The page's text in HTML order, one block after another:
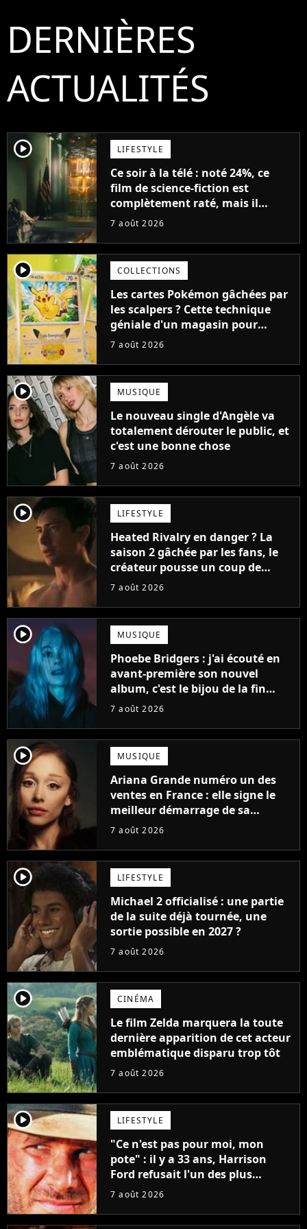
DERNIÈRES
ACTUALITÉS
player2 LIFESTYLE
Ce soir à la télé : noté 24%, ce
film de science-fiction est
complètement raté, mais il
aurait pu être encore pire à
7 août 2026
player2 COLLECTIONS
Les cartes Pokémon gâchées par
les scalpers ? Cette technique
géniale d'un magasin pour
ruiner les revendeurs
7 août 2026
player2 MUSIQUE
Le nouveau single d'Angèle va
totalement dérouter le public, et
c'est une bonne chose
7 août 2026
player2 LIFESTYLE
Heated Rivalry en danger ? La
saison 2 gâchée par les fans, le
créateur pousse un coup de
gueule
7 août 2026
player2 MUSIQUE
Phoebe Bridgers : j'ai écouté en
avant-première son nouvel
album, c'est le bijou de la fin
d'été
7 août 2026
player2 MUSIQUE
Ariana Grande numéro un des
ventes en France : elle signe le
meilleur démarrage de sa
carrière avec son album Petal
7 août 2026
player2 LIFESTYLE
Michael 2 officialisé : une partie
de la suite déjà tournée, une
sortie possible en 2027 ?
7 août 2026
player2 CINÉMA
Le film Zelda marquera la toute
dernière apparition de cet acteur
emblématique disparu trop tôt
7 août 2026
player2 LIFESTYLE
"Ce n'est pas pour moi, mon
pote" : il y a 33 ans, Harrison
Ford refusait l'un des plus
grands succès de tous les temps
7 août 2026